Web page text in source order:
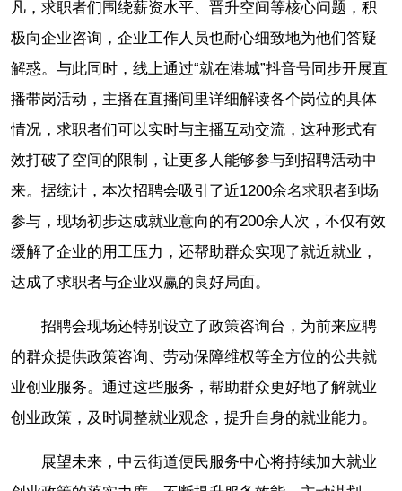
凡，求职者们围绕薪资水平、晋升空间等核心问题，积
极向企业咨询，企业工作人员也耐心细致地为他们答疑
解惑。与此同时，线上通过“就在港城”抖音号同步开展直
播带岗活动，主播在直播间里详细解读各个岗位的具体
情况，求职者们可以实时与主播互动交流，这种形式有
效打破了空间的限制，让更多人能够参与到招聘活动中
来。据统计，本次招聘会吸引了近1200余名求职者到场
参与，现场初步达成就业意向的有200余人次，不仅有效
缓解了企业的用工压力，还帮助群众实现了就近就业，
达成了求职者与企业双赢的良好局面。
招聘会现场还特别设立了政策咨询台，为前来应聘
的群众提供政策咨询、劳动保障维权等全方位的公共就
业创业服务。通过这些服务，帮助群众更好地了解就业
创业政策，及时调整就业观念，提升自身的就业能力。
展望未来，中云街道便民服务中心将持续加大就业